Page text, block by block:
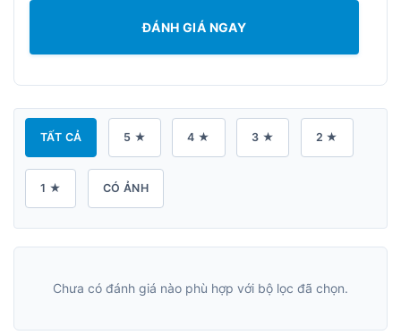
ĐÁNH GIÁ NGAY
TẤT CẢ 5 ★ 4 ★ 3 ★ 2 ★
1 ★ CÓ ẢNH
Chưa có đánh giá nào phù hợp với bộ lọc đã chọn.